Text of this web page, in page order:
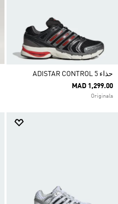
حذاء ADISTAR CONTROL 5
MAD 1,299.00
Originals